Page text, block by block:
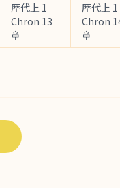
歷代上 1
Chron 13
章
歷代上 1
Chron
章